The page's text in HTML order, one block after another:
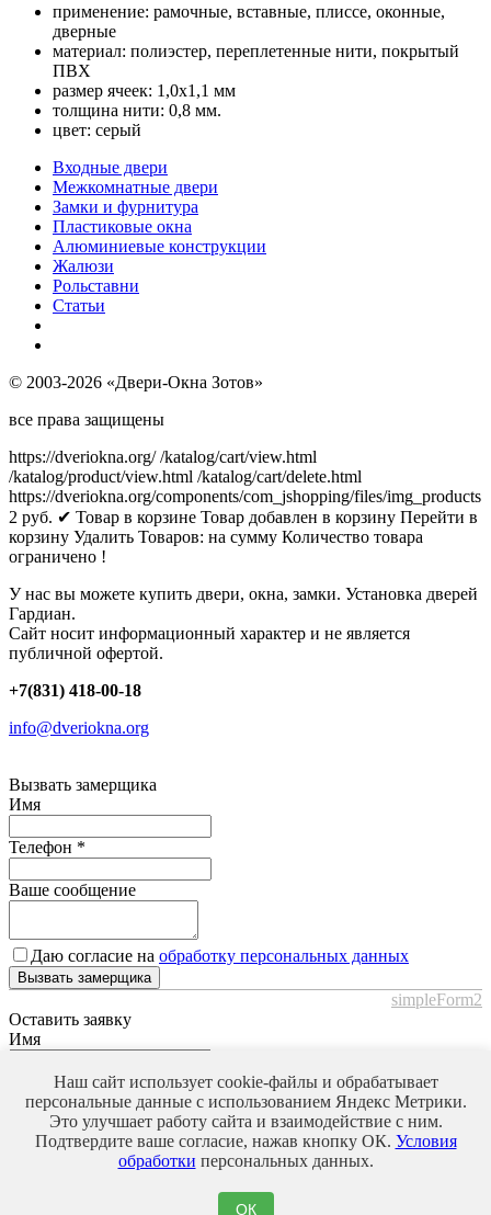
применение: рамочные, вставные, плиссе, оконные,
дверные
материал: полиэстер, переплетенные нити, покрытый
ПВХ
размер ячеек: 1,0х1,1 мм
толщина нити: 0,8 мм.
цвет: серый
Входные двери
Межкомнатные двери
Замки и фурнитура
Пластиковые окна
Алюминиевые конструкции
Жалюзи
Рольставни
Статьи
© 2003-2026 «Двери-Окна Зотов»
все права защищены
https://dveriokna.org/ /katalog/cart/view.html
/katalog/product/view.html /katalog/cart/delete.html
https://dveriokna.org/components/com_jshopping/files/img_products
2 руб. ✔ Товар в корзине Товар добавлен в корзину Перейти в
корзину Удалить Товаров: на сумму Количество товара
ограничено !
У нас вы можете купить двери, окна, замки. Установка дверей
Гардиан.
Сайт носит информационный характер и не является
публичной офертой.
+7(831) 418-00-18
info@dveriokna.org
Вызвать замерщика
Имя
Телефон *
Ваше сообщение
Даю согласие на обработку персональных данных
Вызвать замерщика
simpleForm2
Оставить заявку
Имя
Телефон*
Ваше сообщение
обработку персональных данных
Наш сайт использует cookie-файлы и обрабатывает
персональные данные с использованием Яндекс Метрики.
Это улучшает работу сайта и взаимодействие с ним.
Подтвердите ваше согласие, нажав кнопку ОК. Условия
обработки персональных данных.
ОК